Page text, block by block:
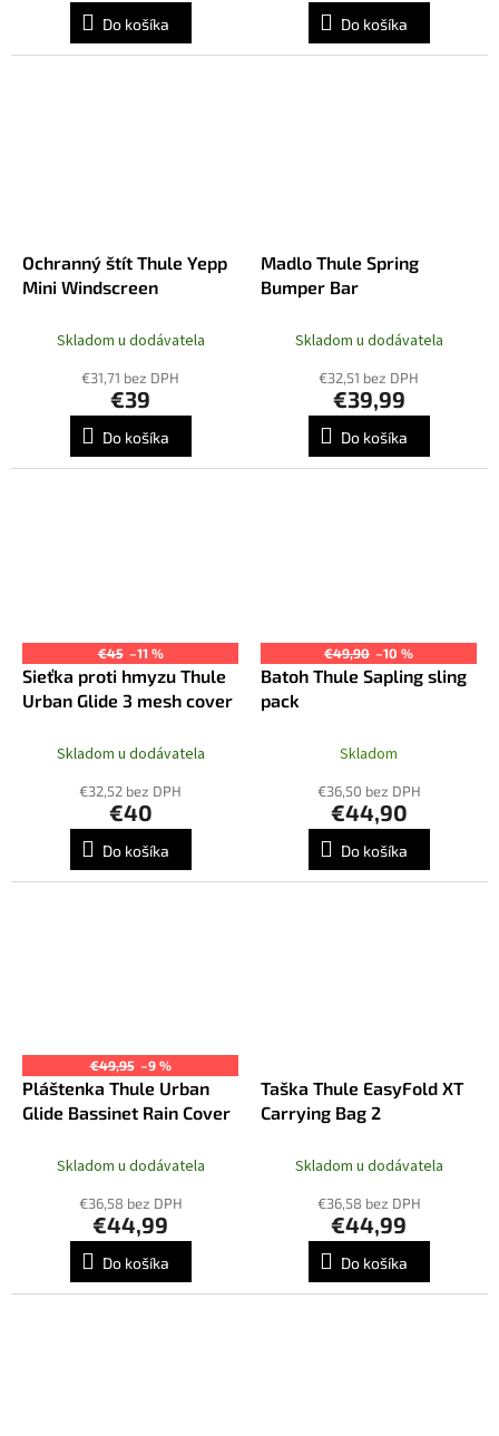
Do košíka Do košíka
Ochranný štít Thule Yepp
Mini Windscreen
Skladom u dodávatela
€31,71 bez DPH
€39
Do košíka
Madlo Thule Spring
Bumper Bar
Skladom u dodávatela
€32,51 bez DPH
€39,99
Do košíka
€45 –11 %
Sieťka proti hmyzu Thule
Urban Glide 3 mesh cover
Skladom u dodávatela
€32,52 bez DPH
€40
Do košíka
€49,90 –10 %
Batoh Thule Sapling sling
pack
Skladom
€36,50 bez DPH
€44,90
Do košíka
€49,95 –9 %
Pláštenka Thule Urban
Glide Bassinet Rain Cover
Skladom u dodávatela
€36,58 bez DPH
€44,99
Do košíka
Taška Thule EasyFold XT
Carrying Bag 2
Skladom u dodávatela
€36,58 bez DPH
€44,99
Do košíka